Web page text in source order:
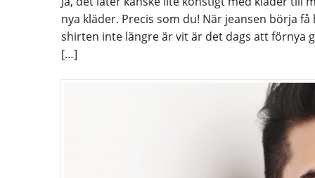
nya kläder. Precis som du! När jeansen börja
shirten inte längre är vit är det dags att förnya
[…]